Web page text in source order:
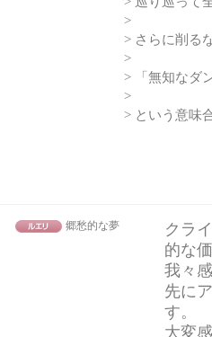
>
> さらに削る
>
> 「無知なダ
>
> という意味
郷愁的な夢
クラ
的な
我々
先に
す。
大変